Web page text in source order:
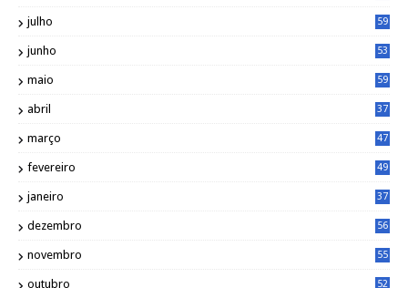
julho 59
junho 53
maio 59
abril 37
março 47
fevereiro 49
janeiro 37
dezembro 56
novembro 55
outubro 52